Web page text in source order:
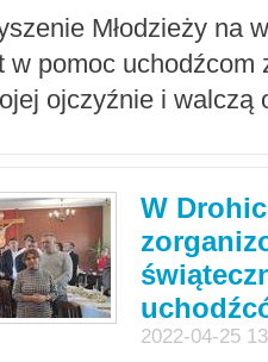
Młodzieży na
w pomoc uchodźcom
ojczyźnie i walczą
W
2022-04-25